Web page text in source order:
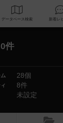
データベース 検索
件
28個
8件
未設定